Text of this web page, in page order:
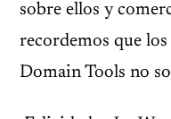
sobre ellos y
recordemos que
Domain Tools no